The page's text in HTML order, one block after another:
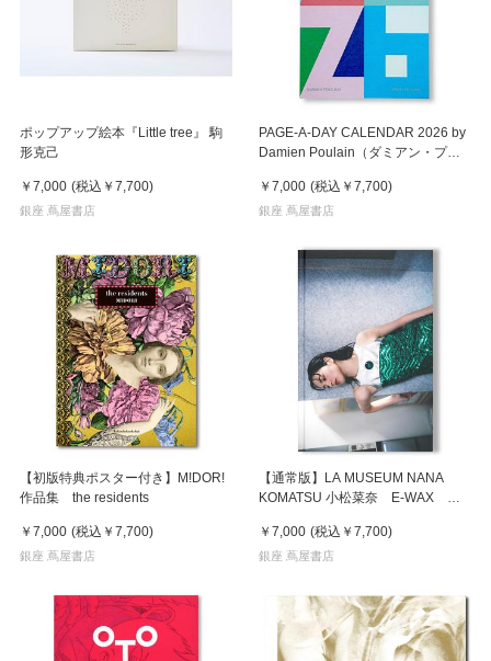
ポップアップ絵本『Little tree』 駒
形克己
￥7,000 (税込 ￥7,700)
銀座 蔦屋書店
PAGE-A-DAY CALENDAR 2026 by
Damien Poulain（ダミアン・プー
ー
￥7,000 (税込 ￥7,700)
銀座 蔦屋書店
【初版特典ポスター付き】M!DOR!
作品集 the residents
￥7,000 (税込 ￥7,700)
銀座 蔦屋書店
【通常版】LA MUSEUM NANA
KOMATSU 小松菜奈 E-WAX 写
￥7,000 (税込 ￥7,700)
銀座 蔦屋書店